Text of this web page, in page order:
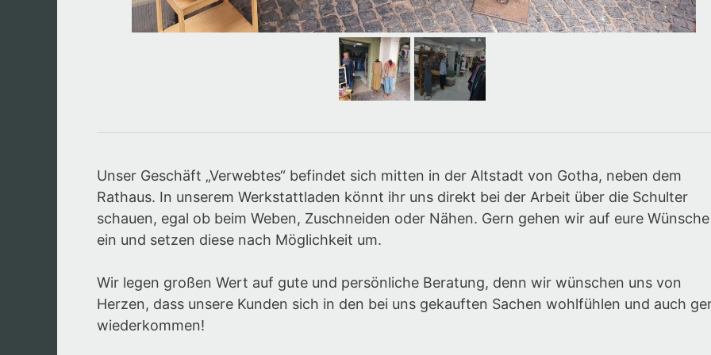
Unser Geschäft „Verwebtes“ befindet sich mitten in der Altstadt von Gotha, neben dem
Rathaus. In unserem Werkstattladen könnt ihr uns direkt bei der Arbeit über die Schulter
schauen, egal ob beim Weben, Zuschneiden oder Nähen. Gern gehen wir auf eure Wünsche
ein und setzen diese nach Möglichkeit um.
Wir legen großen Wert auf gute und persönliche Beratung, denn wir wünschen uns von
Herzen, dass unsere Kunden sich in den bei uns gekauften Sachen wohlfühlen und auch
wiederkommen!